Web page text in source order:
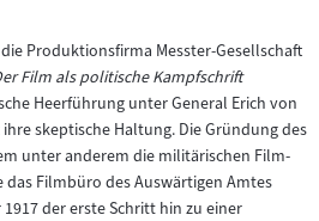
Produktionsfirma Messter-Gesellschaft
Film als politische Kampfschrift
Heerführung unter General Erich von
skeptische Haltung. Die Gründung des
unter anderem die militärischen Film-
Filmbüro des Auswärtigen Amtes
der erste Schritt hin zu einer